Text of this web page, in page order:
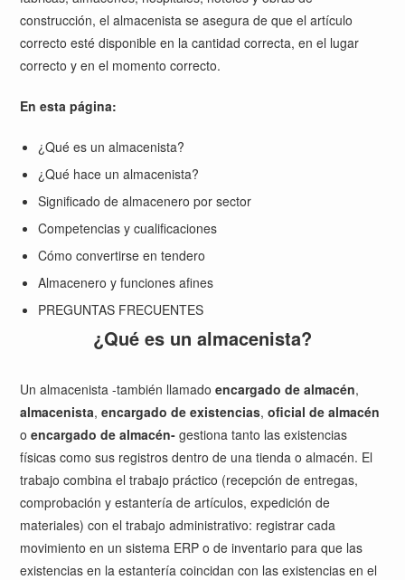
construcción, el almacenista se asegura de que el artículo
correcto esté disponible en la cantidad correcta, en el lugar
correcto y en el momento correcto.
En esta página:
¿Qué es un almacenista?
¿Qué hace un almacenista?
Significado de almacenero por sector
Competencias y cualificaciones
Cómo convertirse en tendero
Almacenero y funciones afines
PREGUNTAS FRECUENTES
¿Qué es un almacenista?
Un almacenista -también llamadoencargado de almacén,
almacenista,encargado de existencias,oficial de almacén
oencargado de almacén- gestiona tanto las existencias
físicas como sus registros dentro de una tienda o almacén. El
trabajo combina el trabajo práctico (recepción de entregas,
comprobación y estantería de artículos, expedición de
materiales) con el trabajo administrativo: registrar cada
movimiento en un sistema ERP o de inventario para que las
existencias en la estantería coincidan con las existencias en el